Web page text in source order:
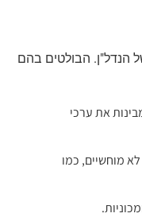
הנדל"ן. הבולטים בהם
את ערכי
מוחשיים, כמו